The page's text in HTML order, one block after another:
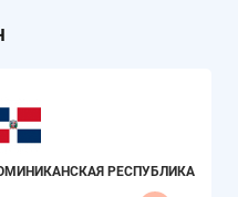
РЕСПУБЛИКА